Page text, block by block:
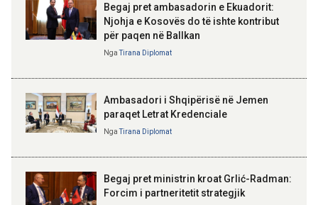
14:01 07-08-2026
Rrugor, kufizime për shoferët e
Kosovë!
Begaj pret ambasadorin e Ekuadorit:
Njohja e Kosovës do të ishte kontribut
për paqen në Ballkan
NgaTirana Diplomat
Ambasadori i Shqipërisë në Jemen
paraqet Letrat Kredenciale
NgaTirana Diplomat
Begaj pret ministrin kroat Grlić-Radman:
Forcim i partneritetit strategjik